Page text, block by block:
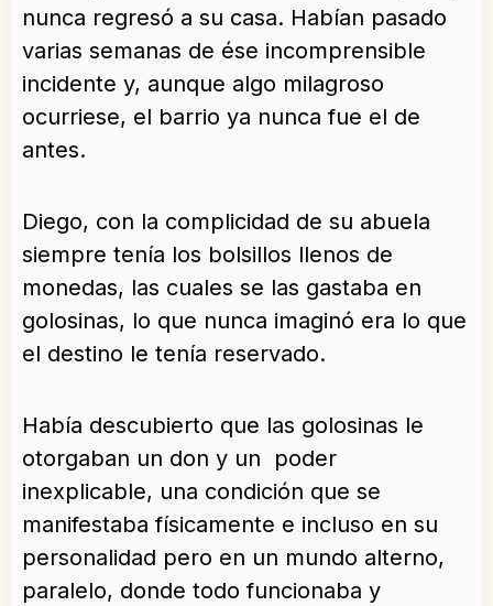
nunca regresó a su casa. Habían pasado
varias semanas de ése incomprensible
incidente y, aunque algo milagroso
ocurriese, el barrio ya nunca fue el de
antes.
Diego, con la complicidad de su abuela
siempre tenía los bolsillos llenos de
monedas, las cuales se las gastaba en
golosinas, lo que nunca imaginó era lo que
el destino le tenía reservado.
Había descubierto que las golosinas le
otorgaban un don y un poder
inexplicable, una condición que se
manifestaba físicamente e incluso en su
personalidad pero en un mundo alterno,
paralelo, donde todo funcionaba y